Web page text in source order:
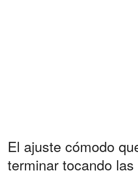
El ajuste cómodo
terminar tocando